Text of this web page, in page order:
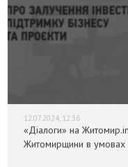
12.07.2024, 12:36
«Діалоги» на
Житомирщини в умовах